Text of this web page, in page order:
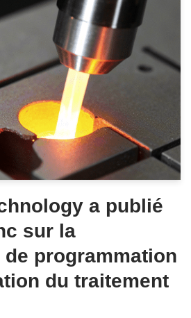
a publié
sur la
programmation
du traitement